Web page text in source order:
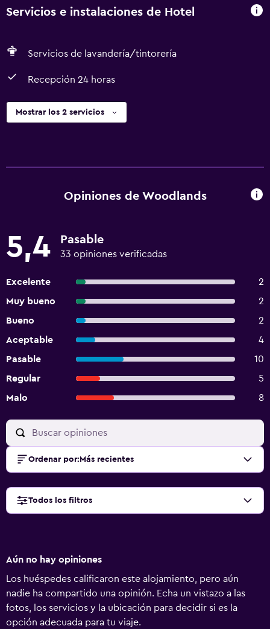
Servicios e instalaciones de Hotel
Servicios de lavandería/tintorería
Recepción 24 horas
Mostrar los 2 servicios
Opiniones de Woodlands
5,4 Pasable
33 opiniones verificadas
Excelente
2
Muy bueno
2
Bueno
2
Aceptable
4
Pasable
10
Regular
5
Malo
8
Ordenar por: Más recientes
Todos los filtros
Aún no hay opiniones
Los huéspedes calificaron este alojamiento, pero aún
nadie ha compartido una opinión. Echa un vistazo a las
fotos, los servicios y la ubicación para decidir si es la
opción adecuada para tu viaje.